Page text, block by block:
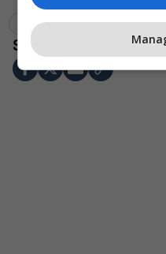
Kriza Në Ukrainë Ukraina